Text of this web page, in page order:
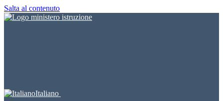
Salta al contenuto
Italiano